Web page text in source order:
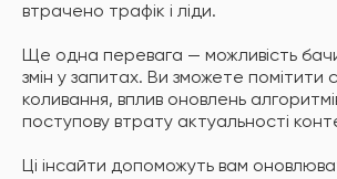
втрачено трафік і ліди.
Ще одна перевага — можливість
змін у запитах. Ви зможете помітити
коливання, вплив оновлень
поступову втрату актуальності
Ці інсайти допоможуть вам